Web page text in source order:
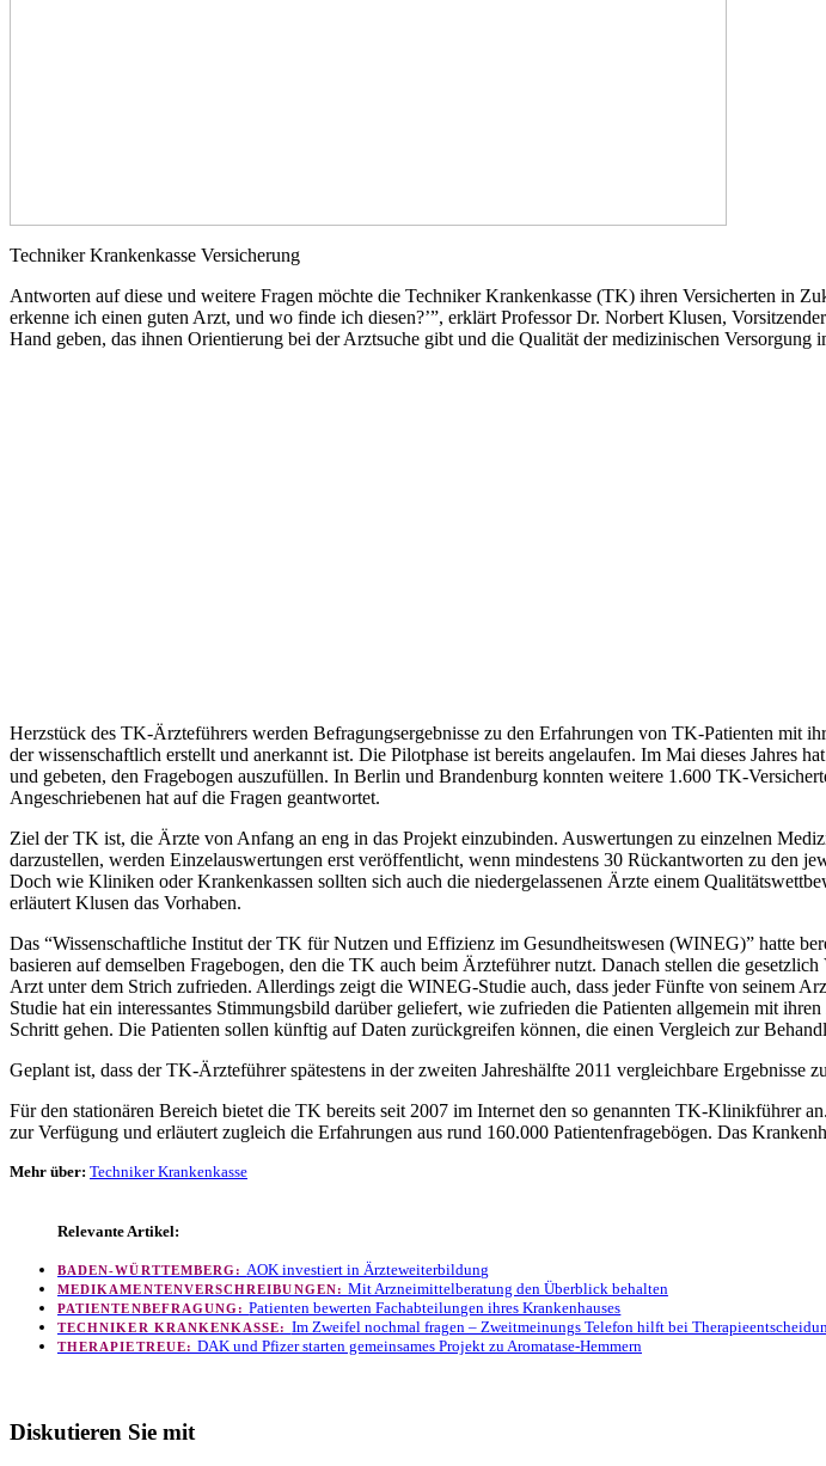
Techniker Krankenkasse Versicherung
Antworten auf diese und weitere Fragen möchte die Techniker Krankenkasse (TK) ihren Versicherten in
erkenne ich einen guten Arzt, und wo finde ich diesen?’”, erklärt Professor Dr. Norbert Klusen,
Hand geben, das ihnen Orientierung bei der Arztsuche gibt und die Qualität der medizinischen Versorgung
Herzstück des TK-Ärzteführers werden Befragungsergebnisse zu den Erfahrungen von TK-Patienten mit
der wissenschaftlich erstellt und anerkannt ist. Die Pilotphase ist bereits angelaufen. Im Mai dieses Jahres
und gebeten, den Fragebogen auszufüllen. In Berlin und Brandenburg konnten weitere 1.600 TK-
Angeschriebenen hat auf die Fragen geantwortet.
Ziel der TK ist, die Ärzte von Anfang an eng in das Projekt einzubinden. Auswertungen zu einzelnen
darzustellen, werden Einzelauswertungen erst veröffentlicht, wenn mindestens 30 Rückantworten zu den
Doch wie Kliniken oder Krankenkassen sollten sich auch die niedergelassenen Ärzte einem
erläutert Klusen das Vorhaben.
Das “Wissenschaftliche Institut der TK für Nutzen und Effizienz im Gesundheitswesen (WINEG)” hatte
basieren auf demselben Fragebogen, den die TK auch beim Ärzteführer nutzt. Danach stellen die
Arzt unter dem Strich zufrieden. Allerdings zeigt die WINEG-Studie auch, dass jeder Fünfte von seinem
Studie hat ein interessantes Stimmungsbild darüber geliefert, wie zufrieden die Patienten allgemein mit
Schritt gehen. Die Patienten sollen künftig auf Daten zurückgreifen können, die einen Vergleich zur
Geplant ist, dass der TK-Ärzteführer spätestens in der zweiten Jahreshälfte 2011 vergleichbare Ergebnisse
Für den stationären Bereich bietet die TK bereits seit 2007 im Internet den so genannten TK-Klinikführer
zur Verfügung und erläutert zugleich die Erfahrungen aus rund 160.000 Patientenfragebögen. Das
Mehr über: Techniker Krankenkasse
Relevante Artikel:
BADEN-WÜRTTEMBERG: AOK investiert in Ärzteweiterbildung
MEDIKAMENTENVERSCHREIBUNGEN: Mit Arzneimittelberatung den Überblick behalten
PATIENTENBEFRAGUNG: Patienten bewerten Fachabteilungen ihres Krankenhauses
TECHNIKER KRANKENKASSE: Im Zweifel nochmal fragen – Zweitmeinungs Telefon hilft bei
THERAPIETREUE: DAK und Pfizer starten gemeinsames Projekt zu Aromatase-Hemmern
Diskutieren Sie mit